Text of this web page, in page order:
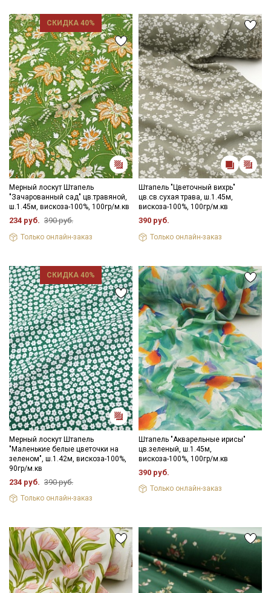
Внимание! На ткани могут встречаться утолщения нитей,
непрокрасы в виде маленьких точек, короткие единичные
вплетения нитей другого цвета, дефекты вдоль кромки на
расстоянии до 5см от края браком не являются. Ширина ткани
±2см. Просим учитывать это при покупке.
Цветопередача может отличаться от оригинального цвета
ткани в зависимости от настроек вашего монитора и в
зависимости от партии.
СКИДКА 40%
Мерный лоскут Штапель
"Зачарованный сад" цв.травяной,
ш.1.45м, вискоза-100%, 100гр/м.кв
234 руб. 390 руб.
Только онлайн-заказ
Штапель "Цветочный вихрь"
цв.св.сухая трава, ш.1.45м,
вискоза-100%, 100гр/м.кв
390 руб.
Только онлайн-заказ
СКИДКА 40%
Мерный лоскут Штапель
"Маленькие белые цветочки на
зеленом", ш.1.42м, вискоза-100%,
90гр/м.кв
234 руб. 390 руб.
Только онлайн-заказ
Штапель "Акварельные ирисы"
цв.зеленый, ш.1.45м,
вискоза-100%, 100гр/м.кв
390 руб.
Только онлайн-заказ
Секретная рассылка от Купава
Мы публикуем здесь дополнительные
промокоды и скидки до 30% на узкие
категории тканей
Электронная почта
Подписаться
Ознакомлен(а) сПолитикой обработки персональных
данныхи даюСогласие на обработку персональных
данных
ДаюСогласие на получение рекламных и
информационных рассылок